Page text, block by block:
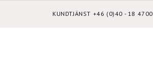
KUNDTJÄNST +46 (0)40 - 18 4700